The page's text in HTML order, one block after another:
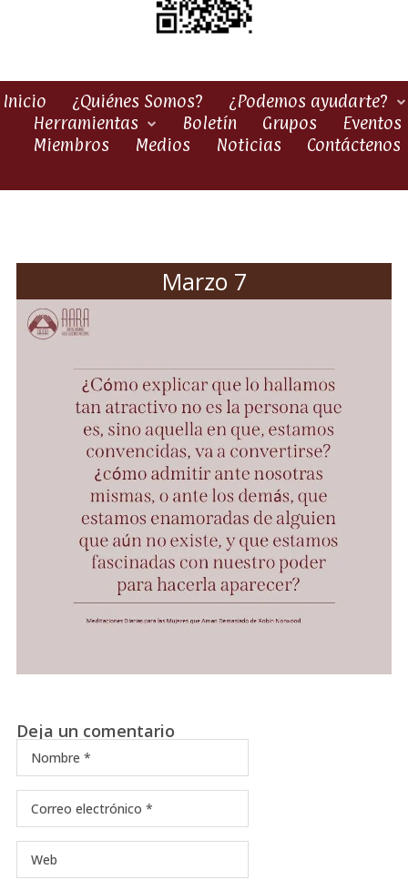
Inicio ¿Quiénes Somos?
¿Podemos ayudarte?
Herramientas
Boletín Grupos
Eventos
Miembros
Medios Noticias Contáctenos
Marzo 7
Deja un comentario